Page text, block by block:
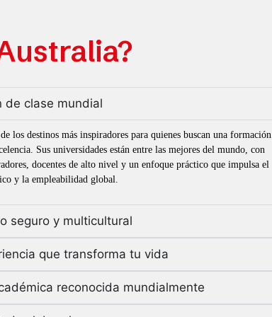
de clase mundial
los destinos más inspiradores para quienes buscan una formación
Sus universidades están entre las mejores del mundo, con
docentes de alto nivel y un enfoque práctico que impulsa el
y la empleabilidad global.
seguro y multicultural
que transforma tu vida
reconocida mundialmente